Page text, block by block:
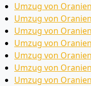
Umzug von
Umzug von
Umzug von
Umzug von
Umzug von
Umzug von
Umzug von